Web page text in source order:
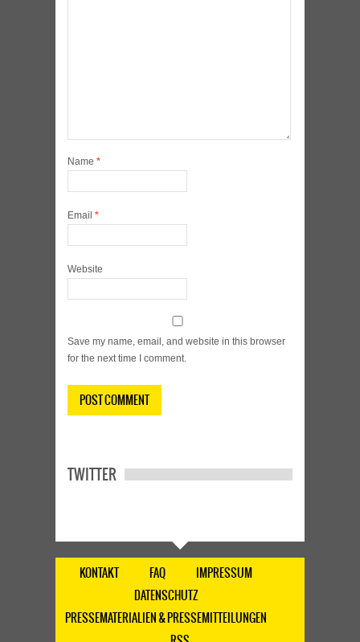
Name *
Email *
Website
Save my name, email, and website in this browser
for the next time I comment.
TWITTER
KONTAKT FAQ
IMPRESSUM
DATENSCHUTZ
PRESSEMATERIALIEN & PRESSEMITTEILUNGEN